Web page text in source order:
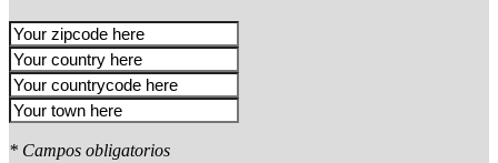
* Campos obligatorios